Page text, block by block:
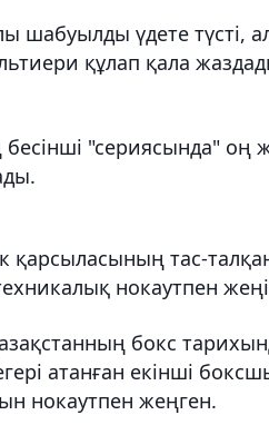
шабуылды үдете түсті,
құлап қала
"сериясында" оң
қарсыласының тас-
нокаутпен
бокс
атанған екінші
нокаутпен жеңген.